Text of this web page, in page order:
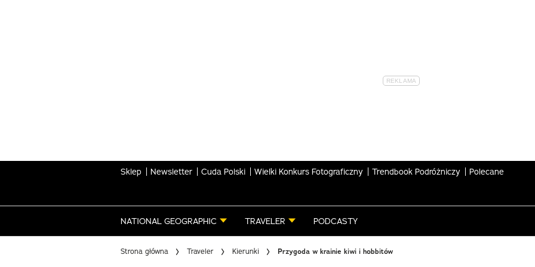
Sklep Newsletter Cuda Polski Wielki Konkurs Fotograficzny Trendbook Podróżniczy Polecane
NATIONAL GEOGRAPHIC TRAVELER PODCASTY
Strona główna Traveler Kierunki Przygoda w krainie kiwi i hobbitów